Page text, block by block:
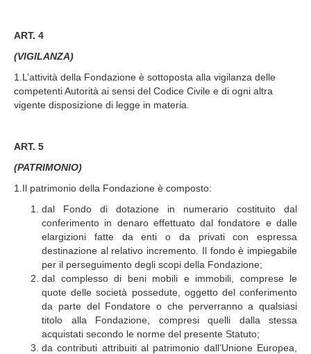
ART. 4
(VIGILANZA)
1.L’attività della Fondazione è sottoposta alla vigilanza delle
competenti Autorità ai sensi del Codice Civile e di ogni altra
vigente disposizione di legge in materia.
ART. 5
(PATRIMONIO)
1.Il patrimonio della Fondazione è composto:
dal Fondo di dotazione in numerario costituito dal
conferimento in denaro effettuato dal fondatore e dalle
elargizioni fatte da enti o da privati con espressa
destinazione al relativo incremento. Il fondo è impiegabile
per il perseguimento degli scopi della Fondazione;
dal complesso di beni mobili e immobili, comprese le
quote delle società possedute, oggetto del conferimento
da parte del Fondatore o che perverranno a qualsiasi
titolo alla Fondazione, compresi quelli dalla stessa
acquistati secondo le norme del presente Statuto;
da contributi attribuiti al patrimonio dall’Unione Europea,